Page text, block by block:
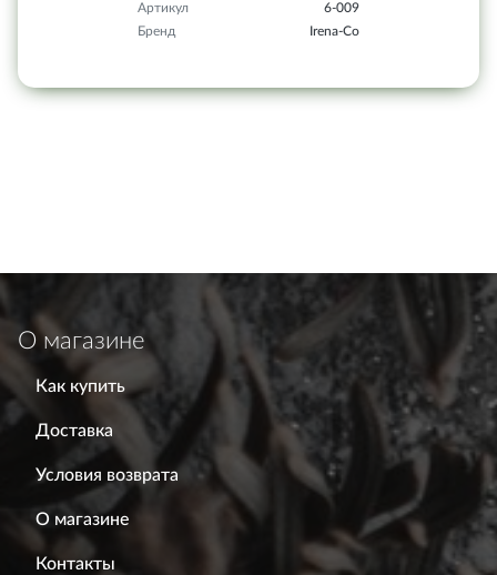
Артикул
6-009
Бренд
Irena-Co
О магазине
Как купить
Доставка
Условия возврата
О магазине
Контакты